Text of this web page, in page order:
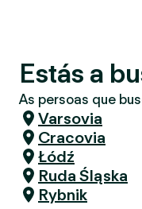
Estás a
As persoas que
Varsovia
Cracovia
Łódź
Ruda Śląska
Rybnik